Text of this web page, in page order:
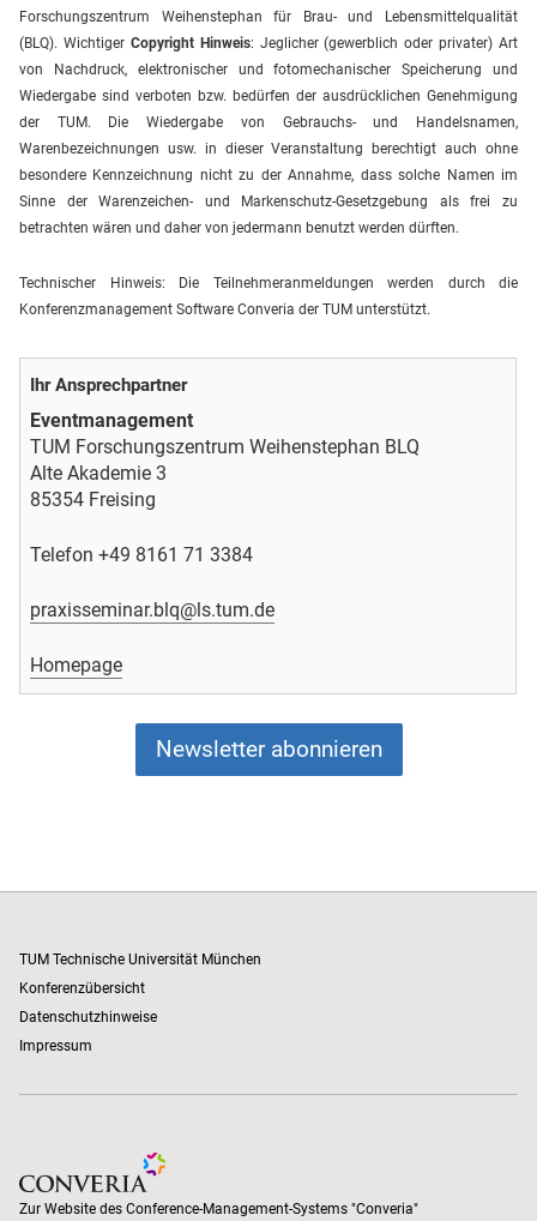
Forschungszentrum Weihenstephan für Brau- und Lebensmittelqualität
(BLQ). Wichtiger Copyright Hinweis: Jeglicher (gewerblich oder privater) Art
von Nachdruck, elektronischer und fotomechanischer Speicherung und
Wiedergabe sind verboten bzw. bedürfen der ausdrücklichen Genehmigung
der TUM. Die Wiedergabe von Gebrauchs- und Handelsnamen,
Warenbezeichnungen usw. in dieser Veranstaltung berechtigt auch ohne
besondere Kennzeichnung nicht zu der Annahme, dass solche Namen im
Sinne der Warenzeichen- und Markenschutz-Gesetzgebung als frei zu
betrachten wären und daher von jedermann benutzt werden dürften.
Technischer Hinweis: Die Teilnehmeranmeldungen werden durch die
Konferenzmanagement Software Converia der TUM unterstützt.
Ihr Ansprechpartner
Eventmanagement
TUM Forschungszentrum Weihenstephan BLQ
Alte Akademie 3
85354 Freising
Telefon +49 8161 71 3384
praxisseminar.blq@ls.tum.de
Homepage
Newsletter abonnieren
TUM Technische Universität München
Konferenzübersicht
Datenschutzhinweise
Impressum
Zur Website des Conference-Management-Systems
Zur Website des Conference-Management-Systems "Converia"